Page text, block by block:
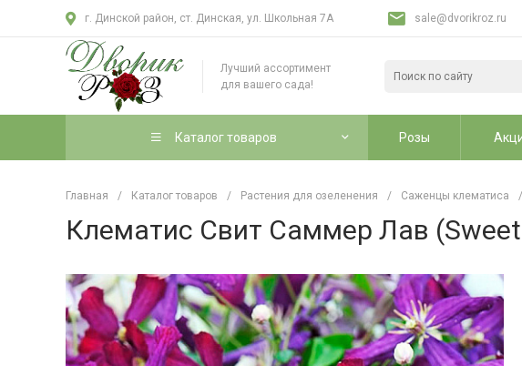
г. Динской район, ст. Динская, ул. Школьная 7А sale@dvorikroz.ru
Лучший ассортимент
для вашего сада!
Каталог товаров Розы
Главная / Каталог товаров / Растения для озеленения / Саженцы клематиса /
Клематис Свит Саммер Лав